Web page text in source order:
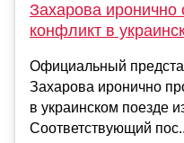
Захарова иронично
конфликт в
Официальный
Захарова иронично
в украинском поезде
Соответствующий